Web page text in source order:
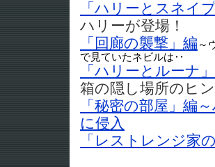
「ハリーとスネイ
ハリーが登場！
「回廊の襲撃」編 ～
で見ていたネビルは‥
「ハリーとルーナ
箱の隠し場所のヒ
「秘密の部屋」編
に侵入
「レストレンジ家